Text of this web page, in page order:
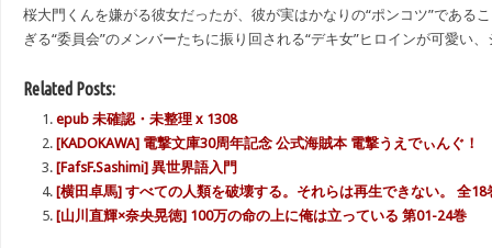
桜大門くんを嫌がる彼女だったが、彼が実はかなりの“ポンコツ”である
ぎる“委員会”のメンバーたちに振り回される“デキ女”ヒロインが可愛い
Related Posts:
epub 未確認・未整理 x 1308
[KADOKAWA] 電撃文庫30周年記念 公式海賊本 電撃うえでぃんぐ！
[FafsF.Sashimi] 異世界語入門
[横田卓馬] すべての人類を破壊する。それらは再生できない。 全18
[山川直輝×奈央晃徳] 100万の命の上に俺は立っている 第01-24巻